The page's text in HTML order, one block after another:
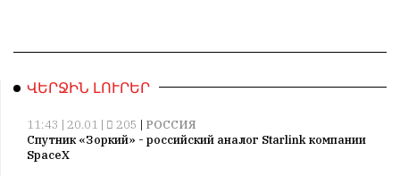
ՎԵՐՋԻՆ ԼՈՒՐԵՐ
11:43 | 20.01 | 205 | РОССИЯ
Спутник «Зоркий» - российский аналог Starlink компании
SpaceX